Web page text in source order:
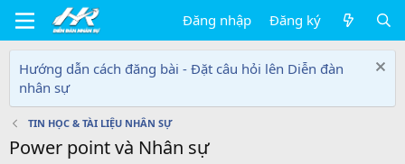
Đăng nhập Đăng ký
Hướng dẫn cách đăng bài - Đặt câu hỏi lên Diễn đàn
nhân sự
TIN HỌC & TÀI LIỆU NHÂN SỰ
Power point và Nhân sự